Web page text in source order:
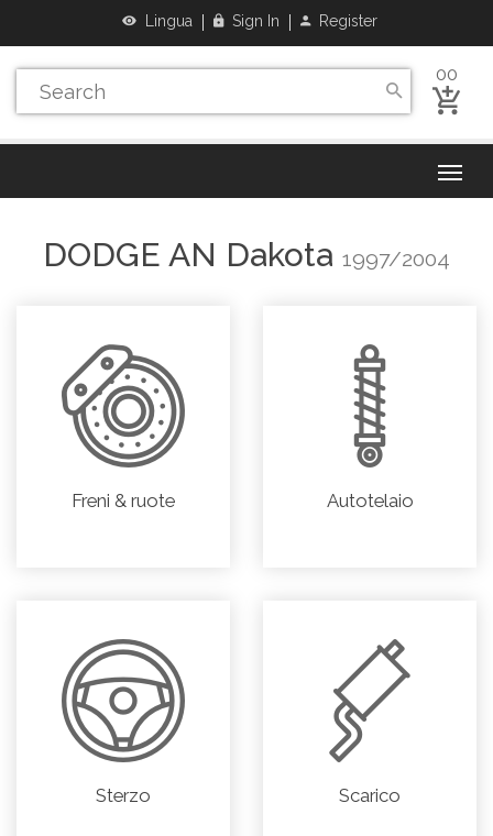
Lingua Sign In Register
00
DODGE AN Dakota 1997/2004
Freni & ruote Autotelaio
Sterzo Scarico